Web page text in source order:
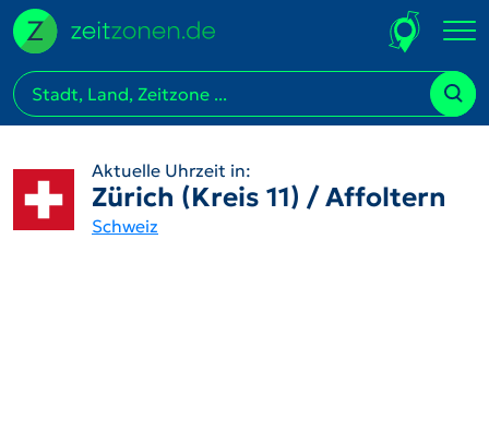
Aktuelle Uhrzeit in:
Zürich (Kreis 11) / Affoltern
Schweiz